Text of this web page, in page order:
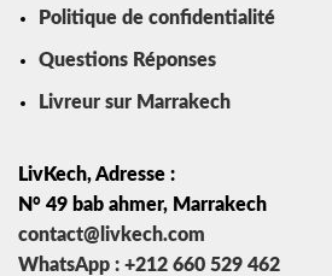
Politique de confidentialité
Questions Réponses
Livreur sur Marrakech
LivKech, Adresse :
N° 49 bab ahmer, Marrakech
contact@livkech.com
WhatsApp : +212 660 529 462